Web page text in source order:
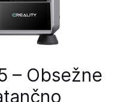
– Obsežne